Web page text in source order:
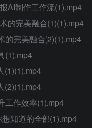
AI制作工作流(1).mp4
的完美融合(1)(1).mp4
的完美融合(2)(1).mp4
(1).mp4
(1)(1).mp4
(2)(1).mp4
工作效率(1).mp4
知道的全部(1).mp4